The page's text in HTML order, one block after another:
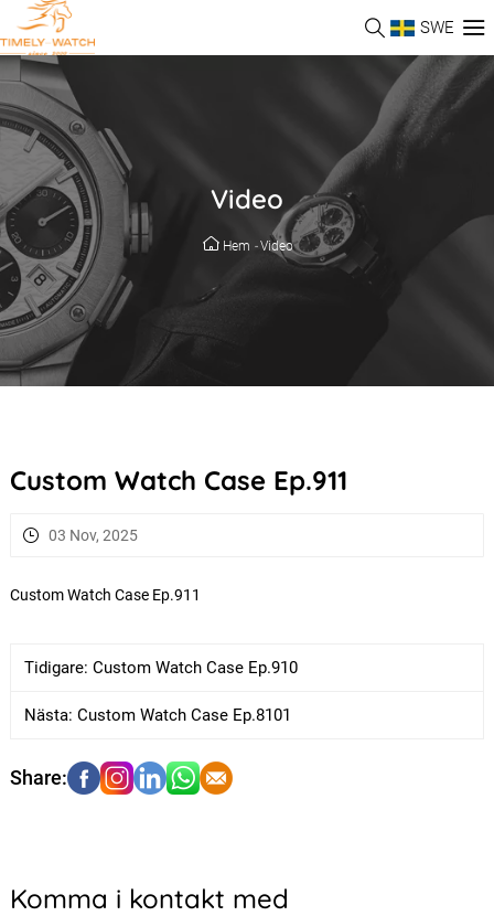
SWE
Video
Hem - Video
Custom Watch Case Ep.911
03 Nov, 2025
Custom Watch Case Ep.911
Tidigare: Custom Watch Case Ep.910
Nästa: Custom Watch Case Ep.8101
Komma i kontakt med